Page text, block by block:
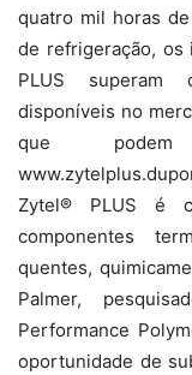
quatro mil horas
de refrigeração, os
PLUS superam
disponíveis no
que
Zytel® PLUS é
componentes
quentes,
Palmer,
Performance
oportunidade de